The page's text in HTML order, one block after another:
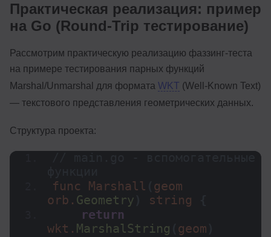
Практическая реализация: пример
на Go (Round-Trip тестирование)
Рассмотрим практическую реализацию фаззинг-теста
на примере тестирования парных функций
Marshal/Unmarshal для формата WKT (Well-Known Text)
— текстового представления геометрических данных.
Структура проекта:
func
Marshall
geom
orb. Geometry string
return
wkt. MarshalString geom